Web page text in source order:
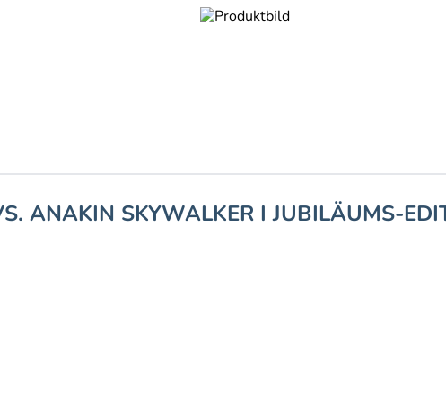
ANAKIN SKYWALKER I JUBILÄUMS-